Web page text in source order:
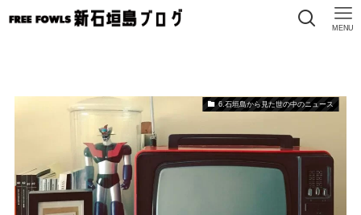
MENU
6.石垣島から見た世の中のニュース